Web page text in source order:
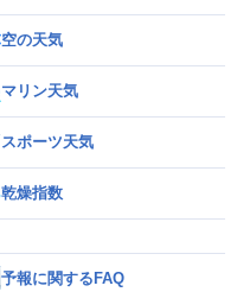
空の天気
マリン天気
スポーツ天気
乾燥指数
予報に関するFAQ